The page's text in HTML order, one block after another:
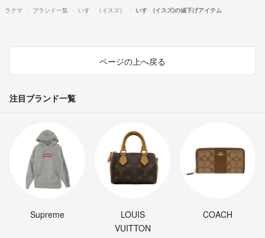
ラクマ ブランド一覧 いすゞ（イスズ） いすゞ(イスズ)の値下げアイテム
ページの上へ戻る
注目ブランド一覧
Supreme
LOUIS
VUITTON
COACH